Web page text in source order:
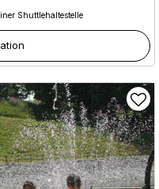
Shuttlehaltestelle